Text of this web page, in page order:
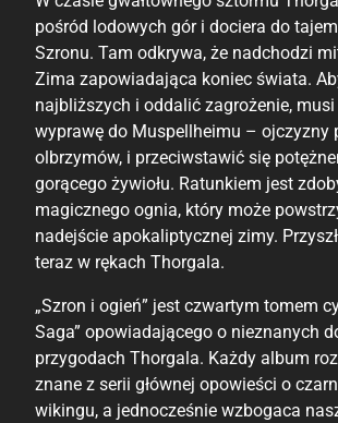
pośród lodowych gór i dociera do
Szronu. Tam odkrywa, że nadchodzi
Zima zapowiadająca koniec świata.
najbliższych i oddalić zagrożenie,
wyprawę do Muspellheimu – ojczyzny
olbrzymów, i przeciwstawić się
gorącego żywiołu. Ratunkiem jest
magicznego ognia, który może
nadejście apokaliptycznej zimy.
teraz w rękach Thorgala.
„Szron i ogień” jest czwartym tomem
Saga” opowiadającego o nieznanych
przygodach Thorgala. Każdy album
znane z serii głównej opowieści o
wikingu, a jednocześnie wzbogaca